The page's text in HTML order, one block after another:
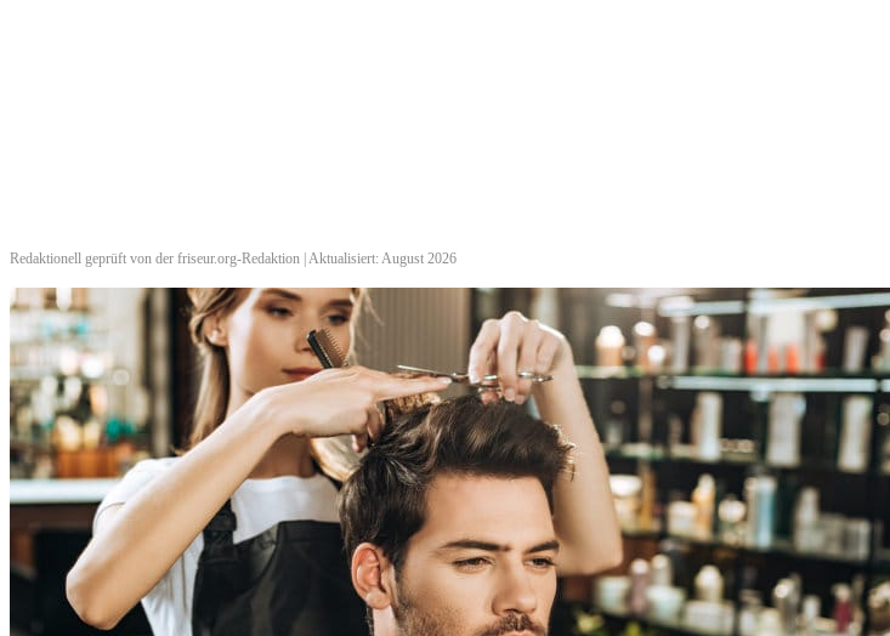
Redaktionell geprüft von der friseur.org-Redaktion | Aktualisiert: August 2026